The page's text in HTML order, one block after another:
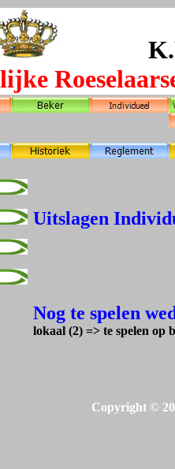
Uitslagen
Nog te spelen
lokaal (2) => te spelen op
Copyright ©